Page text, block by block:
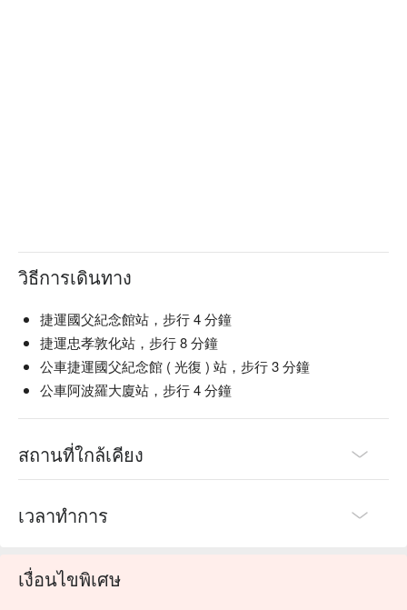
วิธีการเดินทาง
捷運國父紀念館站，步行 4 分鐘
捷運忠孝敦化站，步行 8 分鐘
公車捷運國父紀念館 ( 光復 ) 站，步行 3 分鐘
公車阿波羅大廈站，步行 4 分鐘
สถานที่ใกล้เคียง
เวลาทำการ
เงื่อนไขพิเศษ